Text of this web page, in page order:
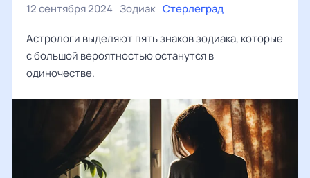
12 сентября 2024 Зодиак Стерлеград
Астрологи выделяют пять знаков зодиака, которые
с большой вероятностью останутся в
одиночестве.